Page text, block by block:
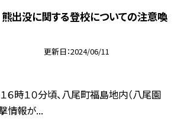
熊出没に関する登校についての注意喚
更新日 2024/06/11
６時１０分頃、八尾町福島地内（八尾園
情報が...